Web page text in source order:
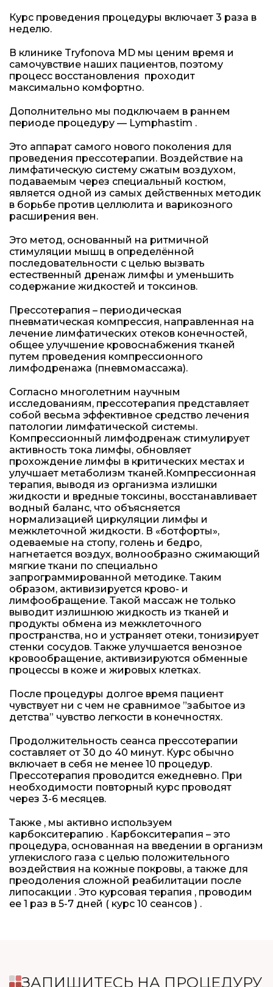
Курс проведения процедуры включает 3 раза в
неделю.
В клинике Tryfonova MD мы ценим время и
самочувствие наших пациентов, поэтому
процесс восстановления проходит
максимально комфортно.
Дополнительно мы подключаем в раннем
периоде процедуру — Lymphastim .
Это аппарат самого нового поколения для
проведения прессотерапии. Воздействие на
лимфатическую систему сжатым воздухом,
подаваемым через специальный костюм,
является одной из самых действенных методик
в борьбе против целлюлита и варикозного
расширения вен.
Это метод, основанный на ритмичной
стимуляции мышц в определённой
последовательности с целью вызвать
естественный дренаж лимфы и уменьшить
содержание жидкостей и токсинов.
Прессотерапия – периодическая
пневматическая компрессия, направленная на
лечение лимфатических отеков конечностей,
общее улучшение кровоснабжения тканей
путем проведения компрессионного
лимфодренажа (пневмомассажа).
Согласно многолетним научным
исследованиям, прессотерапия представляет
собой весьма эффективное средство лечения
патологии лимфатической системы.
Компрессионный лимфодренаж стимулирует
активность тока лимфы, обновляет
прохождение лимфы в критических местах и
улучшает метаболизм тканей.Компрессионная
терапия, выводя из организма излишки
жидкости и вредные токсины, восстанавливает
водный баланс, что объясняется
нормализацией циркуляции лимфы и
межклеточной жидкости. В «ботфорты»,
одеваемые на стопу, голень и бедро,
нагнетается воздух, волнообразно сжимающий
мягкие ткани по специально
запрограммированной методике. Таким
образом, активизируется крово- и
лимфообращение. Такой массаж не только
выводит излишнюю жидкость из тканей и
продукты обмена из межклеточного
пространства, но и устраняет отеки, тонизирует
стенки сосудов. Также улучшается венозное
кровообращение, активизируются обменные
процессы в коже и жировых клетках.
После процедуры долгое время пациент
чувствует ни с чем не сравнимое ”забытое из
детства” чувство легкости в конечностях.
Продолжительность сеанса прессотерапии
составляет от 30 до 40 минут. Курс обычно
включает в себя не менее 10 процедур.
Прессотерапия проводится ежедневно. При
необходимости повторный курс проводят
через 3-6 месяцев.
Также , мы активно используем
карбокситерапию . Карбокситерапия – это
процедура, основанная на введении в организм
углекислого газа с целью положительного
воздействия на кожные покровы, а также для
преодоления сложной реабилитации после
липосакции . Это курсовая терапия , проводим
ее 1 раз в 5-7 дней ( курс 10 сеансов ) .
ЗАПИШИТЕСЬ НА ПРОЦЕДУРУ